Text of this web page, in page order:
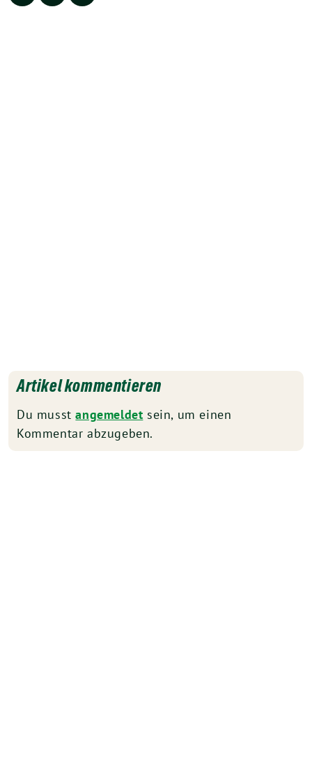
Artikel kommentieren
Du musstangemeldet sein, um einen
Kommentar abzugeben.